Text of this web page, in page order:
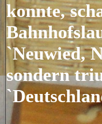
konnte,
`Neuwied,
sondern